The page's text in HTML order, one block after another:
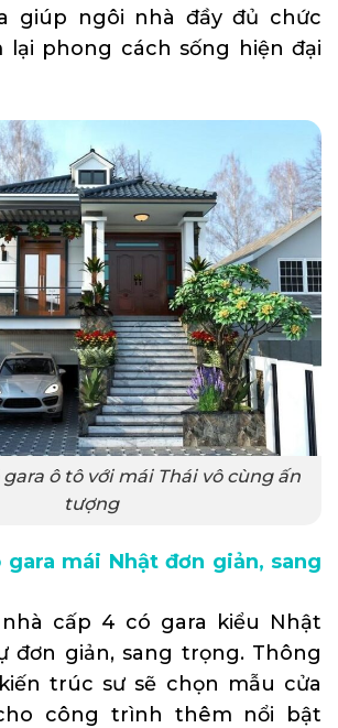
giúp ngôi nhà đầy đủ chức
lại phong cách sống hiện đại
gara ô tô với mái Thái vô cùng ấn
tượng
gara mái Nhật đơn giản, sang
cấp 4 có gara kiểu Nhật
đơn giản, sang trọng. Thông
trúc sư sẽ chọn mẫu cửa
công trình thêm nổi bật